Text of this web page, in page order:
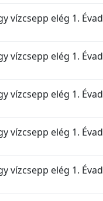
vízcsepp elég 1.
vízcsepp elég 1.
vízcsepp elég 1.
vízcsepp elég 1.
vízcsepp elég 1.